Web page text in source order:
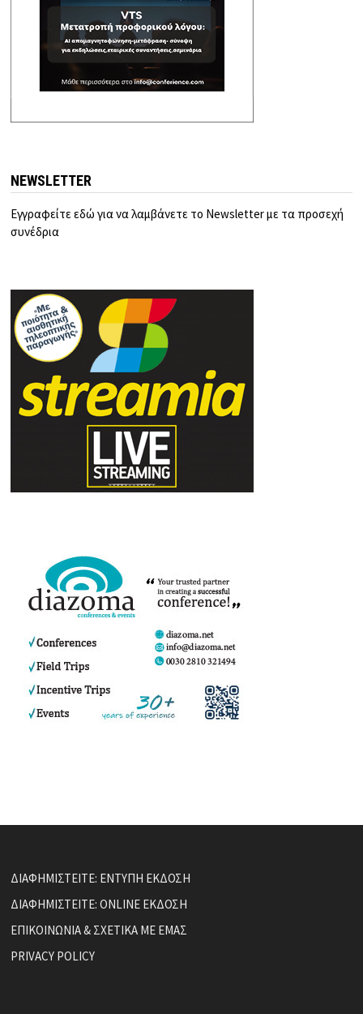
NEWSLETTER
Εγγραφείτε εδώ για να λαμβάνετε το Newsletter με τα προσεχή
συνέδρια
ΔΙΑΦΗΜΙΣΤΕΙΤΕ: ΕΝΤΥΠΗ ΕΚΔΟΣΗ
ΔΙΑΦΗΜΙΣΤΕΙΤΕ: ONLINE ΕΚΔΟΣΗ
ΕΠΙΚΟΙΝΩΝΙΑ & ΣΧΕΤΙΚΑ ΜΕ ΕΜΑΣ
PRIVACY POLICY